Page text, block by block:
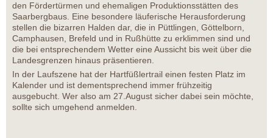
den Fördertürmen und ehemaligen Produktionsstätten des
Saarbergbaus. Eine besondere läuferische Herausforderung
stellen die bizarren Halden dar, die in Püttlingen, Göttelborn,
Camphausen, Brefeld und in Rußhütte zu erklimmen sind und
die bei entsprechendem Wetter eine Aussicht bis weit über die
Landesgrenzen hinaus präsentieren.
In der Laufszene hat der Hartfüßlertrail einen festen Platz im
Kalender und ist dementsprechend immer frühzeitig
ausgebucht. Wer also am 27.August sicher dabei sein möchte,
sollte sich umgehend anmelden.